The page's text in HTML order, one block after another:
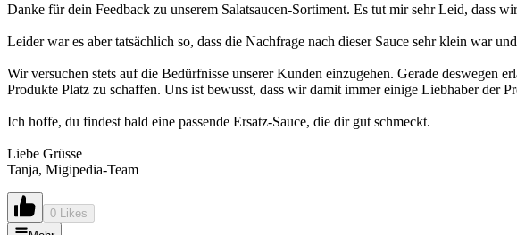
Danke für dein Feedback zu unserem Salatsaucen-Sortiment. Es tut mir sehr Leid, dass
Leider war es aber tatsächlich so, dass die Nachfrage nach dieser Sauce sehr klein war
Wir versuchen stets auf die Bedürfnisse unserer Kunden einzugehen. Gerade
Produkte Platz zu schaffen. Uns ist bewusst, dass wir damit immer einige Liebhaber der
Ich hoffe, du findest bald eine passende Ersatz-Sauce, die dir gut schmeckt.
Liebe Grüsse
Tanja, Migipedia-Team
0 Likes